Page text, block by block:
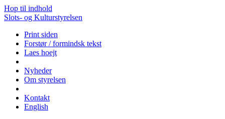
Hop til indhold
Slots- og Kulturstyrelsen
Print siden
Forstør / formindsk tekst
Laes hoejt
Nyheder
Om styrelsen
Kontakt
English